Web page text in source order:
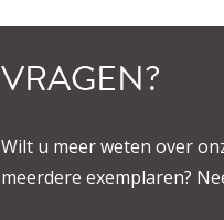
VRAGEN?
Wilt u meer weten over
meerdere exemplaren?